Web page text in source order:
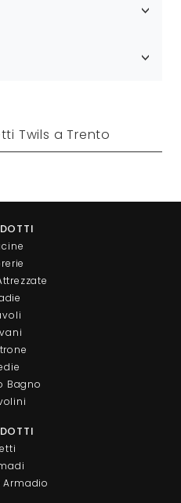
Twils a Trento
Bagno
Armadio